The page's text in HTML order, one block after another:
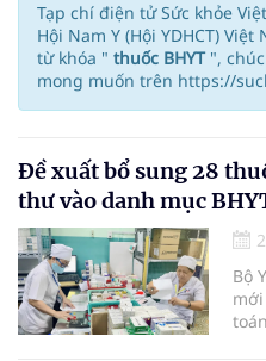
Tạp chí điện tử Sức khỏe
Hội Nam Y (Hội YDHCT)
từ khóa " thuốc BHYT ",
mong muốn trên https://
Đề xuất bổ sung 28
thư vào danh mục
Bộ